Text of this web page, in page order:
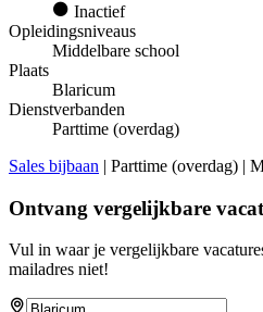
Inactief
Opleidingsniveaus
Middelbare school
Plaats
Blaricum
Dienstverbanden
Parttime (overdag)
Sales bijbaan | Parttime (overdag) |
Ontvang vergelijkbare
Vul in waar je vergelijkbare
mailadres niet!